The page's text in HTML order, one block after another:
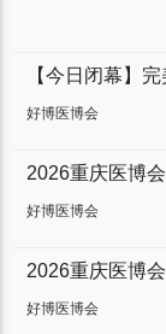
好博医博会
2026重庆医博
好博医博会
2026重庆医博
好博医博会